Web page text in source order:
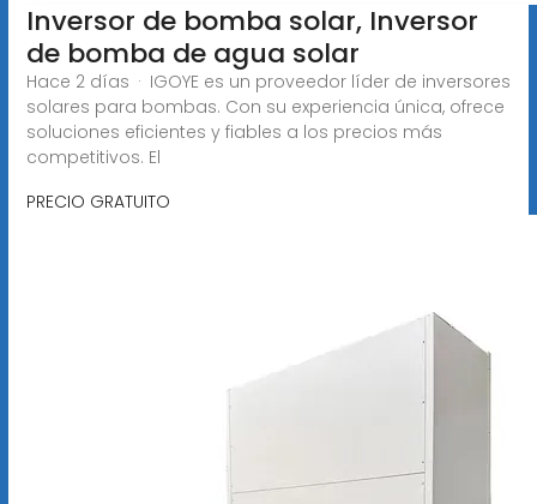
Inversor de bomba solar, Inversor
de bomba de agua solar
Hace 2 días · IGOYE es un proveedor líder de inversores
solares para bombas. Con su experiencia única, ofrece
soluciones eficientes y fiables a los precios más
competitivos. El
PRECIO GRATUITO